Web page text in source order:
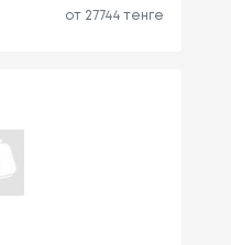
от 27744 тенге